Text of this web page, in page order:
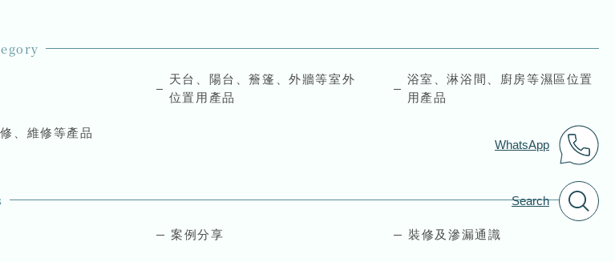
WhatsApp
Search
m
天台、陽台、簷篷、外牆等室外
位置用產品
浴室、淋浴間、廚房等濕區位置
用產品
、維修等產品
案例分享 裝修及滲漏通識